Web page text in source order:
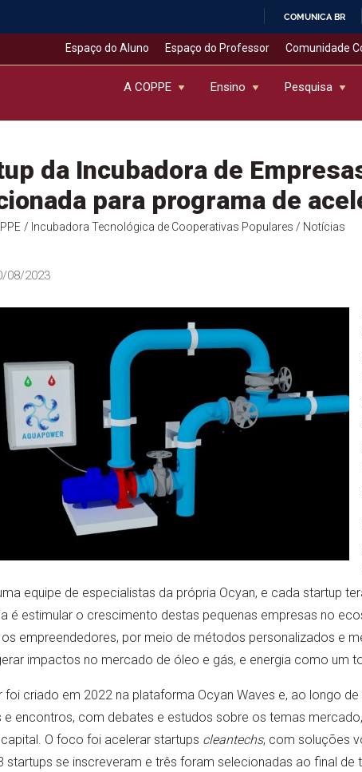
COMUNICA BR
Espaço do Aluno Espaço do Professor Comunidade
A COPPE Ensino Pesquisa
da Incubadora de
para programa de
/ Incubadora Tecnológica de Cooperativas Populares / Notícias
08/2023
equipe de especialistas da própria Ocyan, e cada startup
é estimular o crescimento destas pequenas empresas no
empreendedores, por meio de métodos personalizados e
impactos no mercado de óleo e gás, e energia como um
foi criado em 2022 na plataforma Ocyan Waves e, ao longo
e encontros, com debates e estudos sobre os temas
O foco foi acelerar startups cleantechs, com soluções
startups se inscreveram e três foram selecionadas ao final